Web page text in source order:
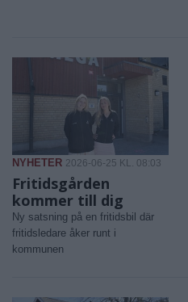
NYHETER 2026-06-25 KL. 08:03
Fritidsgården
kommer till dig
Ny satsning på en fritidsbil där
fritidsledare åker runt i
kommunen